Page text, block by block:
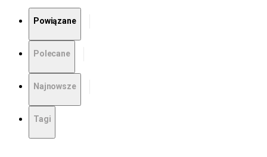
Powiązane
Polecane
Najnowsze
Tagi